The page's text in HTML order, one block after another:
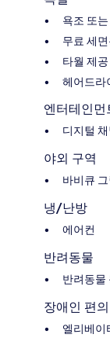
욕조 또
무료 세
타월 제공
헤어드라
엔터테인먼
디지털
야외 구역
바비큐 그
냉/난방
에어컨
반려동물
반려동물
장애인 편
엘리베이